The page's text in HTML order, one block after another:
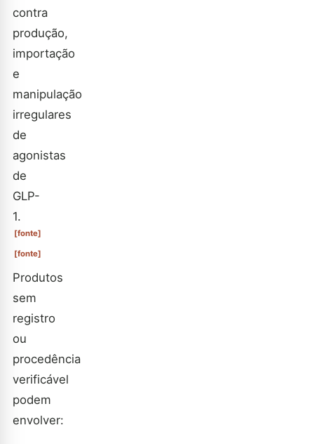
contra
produção,
importação
e
manipulação
irregulares
de
agonistas
de
GLP-
1.
[fonte]
[fonte]
Produtos
sem
registro
ou
procedência
verificável
podem
envolver: